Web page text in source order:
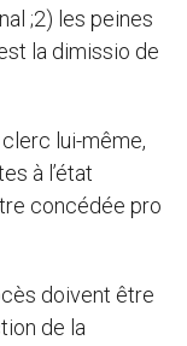
;2) les peines
la dimissio de
lui-même,
à l’état
concédée pro
doivent être
de la